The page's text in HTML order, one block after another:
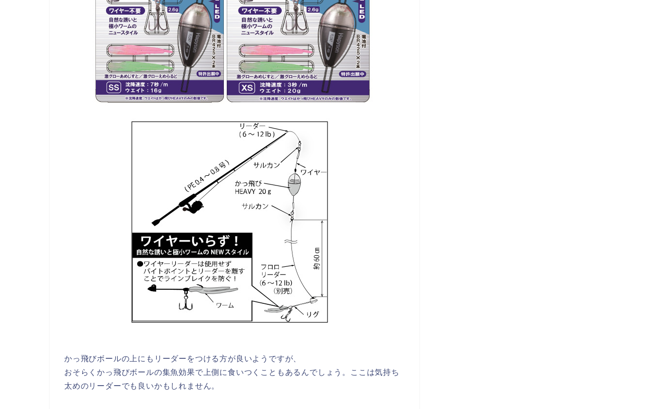
かっ飛びボールの上にもリーダーをつける方が良いようですが、
おそらくかっ飛びボールの集魚効果で上側に食いつくこともあるんでしょう。ここは気持ち
太めのリーダーでも良いかもしれません。